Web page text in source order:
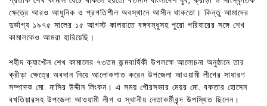
ক্ষেত্রে আরও আধুনিক ও প্রগতিশীল অবস্থানে আসীন থাকতো। কিন্তু আমাদের
দুর্ভাগ্য ১৯৭৫ সালের ১৫ আগস্ট কালরাতে বঙ্গবন্ধুসহ পুরো পরিবারের সঙ্গে শেখ
কামালকেও আমরা হারিয়েছি।
শহীদ ক্যাপ্টেন শেখ কামালের ৭৩তম জন্মবার্ষিকী উপলক্ষে আলোচনা অনুষ্ঠানে তার
ক্রীড়া ক্ষেত্রে অবদান নিয়ে আলোকপাত করেন উপজেলা আওয়ামী লীগের সাধারণ
সম্পাদক মো. নাসির উদ্দীন লিংকন। এ সময় পৌরসভার মেয়র মো. বকতার হোসেন
বখতিয়ারসহ উপজেলা আওয়ামী লীগ ও স্থানীয় নেতাকর্মীবৃন্দ উপস্থিত ছিলেন।